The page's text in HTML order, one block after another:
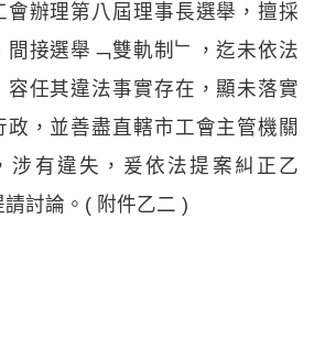
會辦理第八屆理事長選舉，擅採
間接選舉﹁雙軌制﹂，迄未依法
容任其違法事實存在，顯未落實
政，並善盡直轄市工會主管機關
涉有違失，爰依法提案糾正乙
請討論。( 附件乙二 )